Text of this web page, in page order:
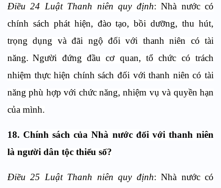
Điều 24 Luật Thanh niên quy định: Nhà nước có
chính sách phát hiện, đào tạo, bồi dưỡng, thu hút,
trọng dụng và đãi ngộ đối với thanh niên có tài
năng. Người đứng đầu cơ quan, tổ chức có trách
nhiệm thực hiện chính sách đối với thanh niên có tài
năng phù hợp với chức năng, nhiệm vụ và quyền hạn
của mình.
18. Chính sách của Nhà nước đối với thanh niên
là người dân tộc thiểu số?
Điều 25 Luật Thanh niên quy định: Nhà nước có